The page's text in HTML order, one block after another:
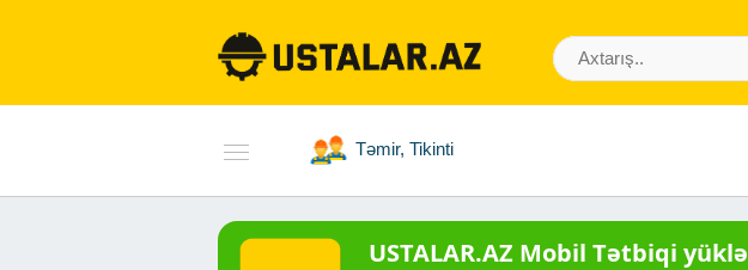
Təmir, Tikinti
USTALAR.AZ Mobil Tətbiqi yüklə